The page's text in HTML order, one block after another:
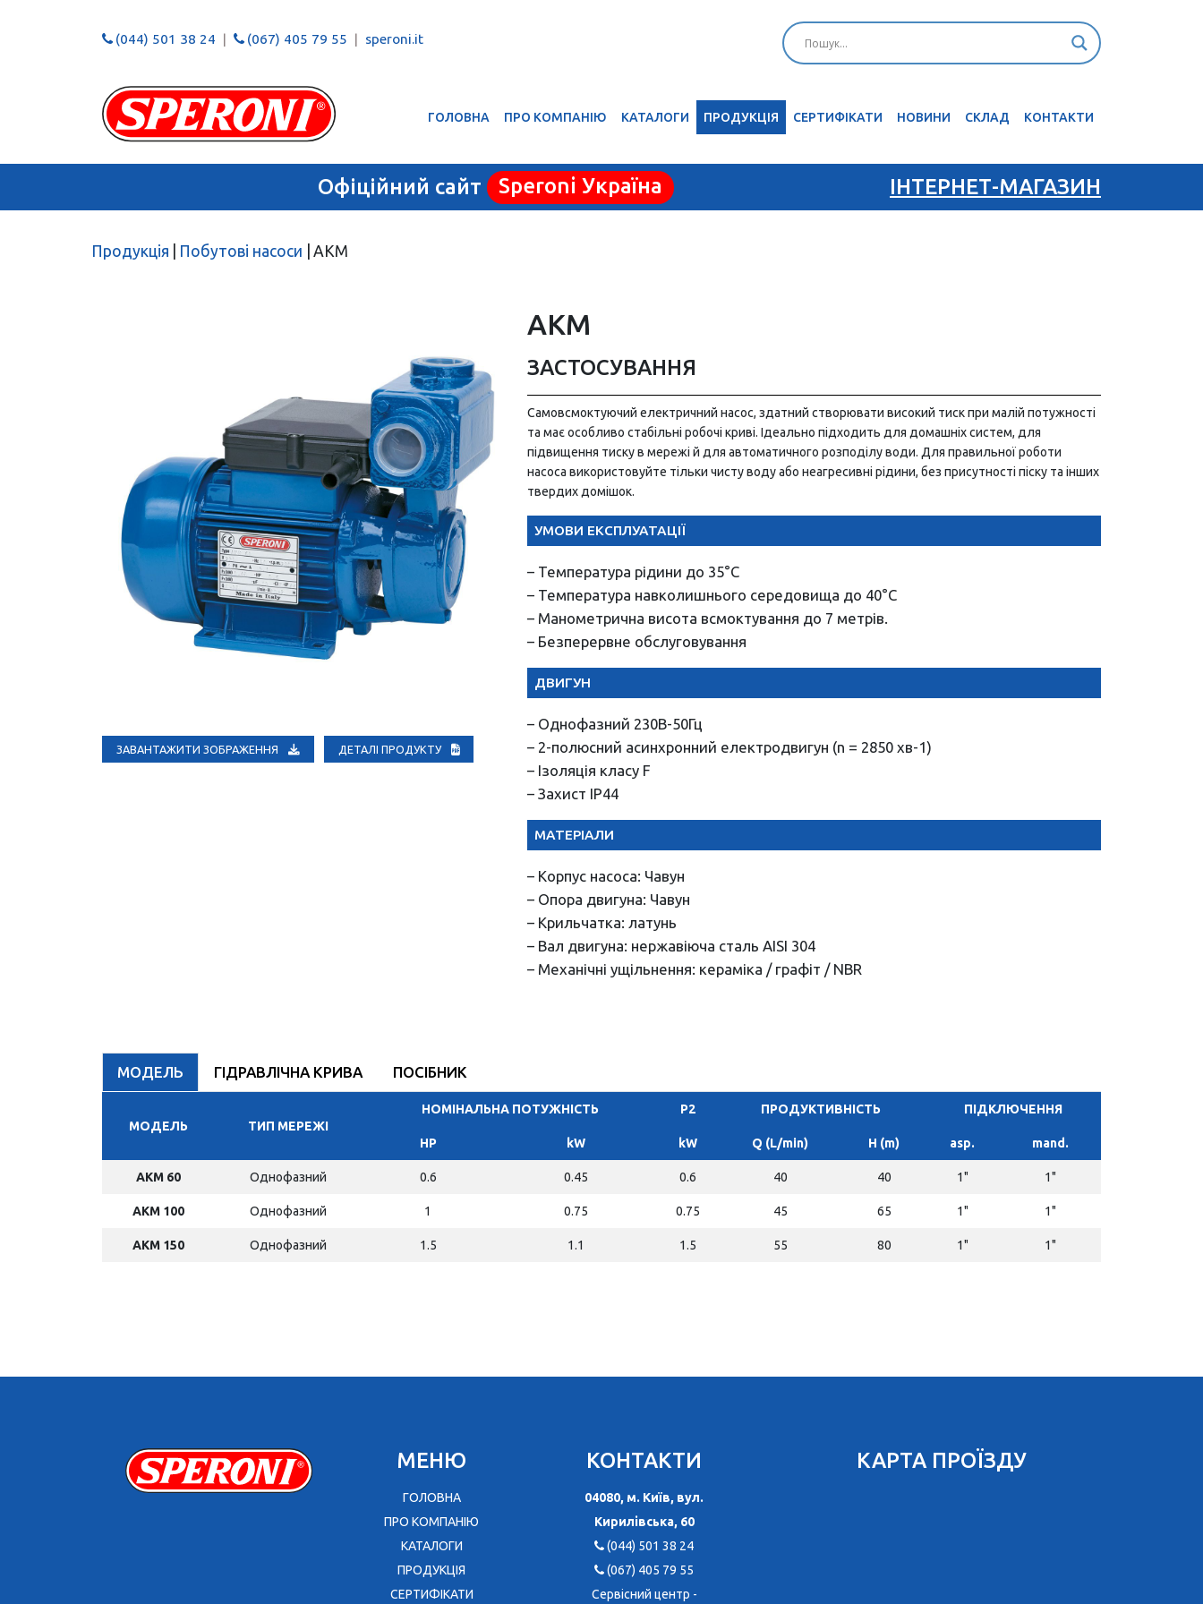
(044) 501 38 24 (067) 405 79 55 speroni.it
ГОЛОВНА ПРО КОМПАНІЮ КАТАЛОГИ ПРОДУКЦІЯ СЕРТИФІКАТИ НОВИНИ CКЛАД КОНТАКТИ
Офіційний сайт Speroni Україна ІНТЕРНЕТ-МАГАЗИН
Продукція Побутові насоси AKM
ЗАВАНТАЖИТИ ЗОБРАЖЕННЯ ДЕТАЛІ ПРОДУКТУ
AKM
ЗАСТОСУВАННЯ
Самовсмоктуючий електричний насос, здатний створювати високий тиск при малій потужності
та має особливо стабільні робочі криві. Ідеально підходить для домашніх систем, для
підвищення тиску в мережі й для автоматичного розподілу води. Для правильної роботи
насоса використовуйте тільки чисту воду або неагресивні рідини, без присутності піску та інших
твердих домішок.
УМОВИ ЕКСПЛУАТАЦІЇ
– Температура рідини до 35°С
– Температура навколишнього середовища до 40°С
– Манометрична висота всмоктування до 7 метрів.
– Безперервне обслуговування
ДВИГУН
– Однофазний 230В-50Гц
– 2-полюсний асинхронний електродвигун (n = 2850 хв-1)
– Ізоляція класу F
– Захист IP44
МАТЕРІАЛИ
– Корпус насоса: Чавун
– Опора двигуна: Чавун
– Крильчатка: латунь
– Вал двигуна: нержавіюча сталь AISI 304
– Механічні ущільнення: кераміка / графіт / NBR
МОДЕЛЬ ГІДРАВЛІЧНА КРИВА ПОСІБНИК
МОДЕЛЬ ТИП МЕРЕЖІ
НОМІНАЛЬНА ПОТУЖНІСТЬ P2 ПРОДУКТИВНІСТЬ ПІДКЛЮЧЕННЯ
HP kW kW Q (L/min) H (m) asp. mand.
AKM 60 Однофазний 0.6 0.45 0.6 40 40 1" 1"
AKM 100 Однофазний 1 0.75 0.75 45 65 1" 1"
AKM 150 Однофазний 1.5 1.1 1.5 55 80 1" 1"
МЕНЮ
ГОЛОВНА
ПРО КОМПАНІЮ
КАТАЛОГИ
ПРОДУКЦІЯ
СЕРТИФІКАТИ
КОНТАКТИ
04080, м. Київ, вул.
Кирилівська, 60
(044) 501 38 24
(067) 405 79 55
Сервісний центр -
КАРТА ПРОЇЗДУ